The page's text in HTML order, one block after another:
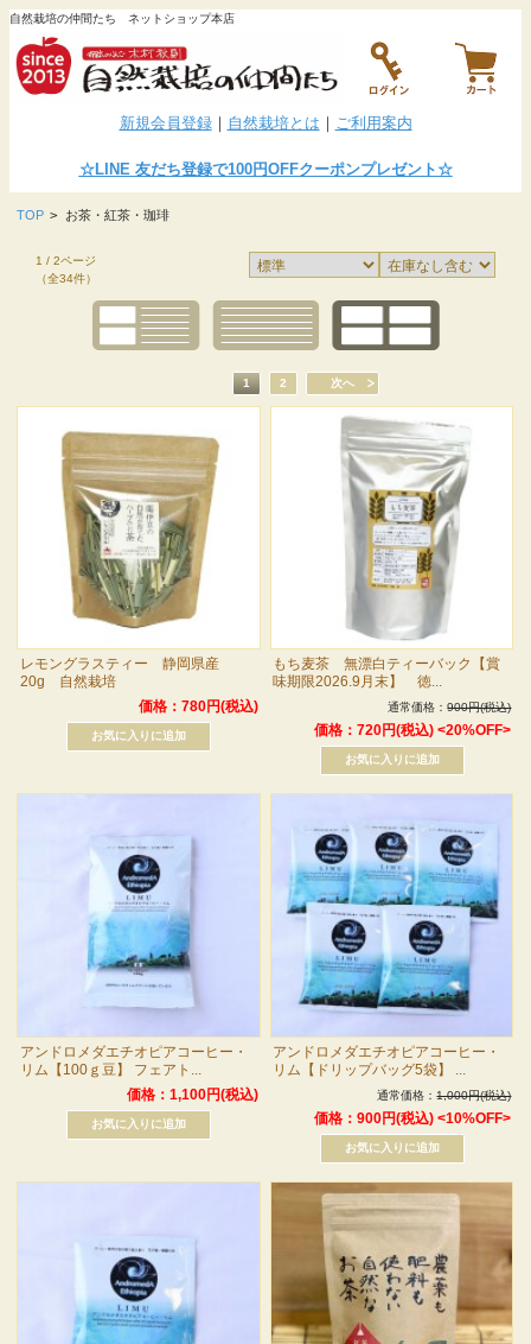
自然栽培の仲間たち ネットショップ本店
新規会員登録｜ 自然栽培とは ｜ ご利用案内
☆LINE友だち登録で100円OFFクーポンプレゼント☆
TOP > お茶・紅茶・珈琲
1 / 2ページ
（全34件）
1 2 次へ
レモングラスティー 静岡県産
20g 自然栽培
価格：780円(税込)
もち麦茶 無漂白ティーバック【賞
味期限2026.9月末】 徳...
通常価格：900円(税込)
価格：720円(税込)<20%OFF>
アンドロメダエチオピアコーヒー・
リム【100ｇ豆】 フェアト...
価格：1,100円(税込)
アンドロメダエチオピアコーヒー・
リム【ドリップバッグ5袋】 ...
通常価格：1,000円(税込)
価格：900円(税込)<10%OFF>